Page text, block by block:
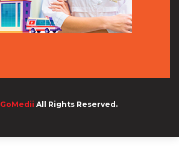
GoMedii All Rights Reserved.